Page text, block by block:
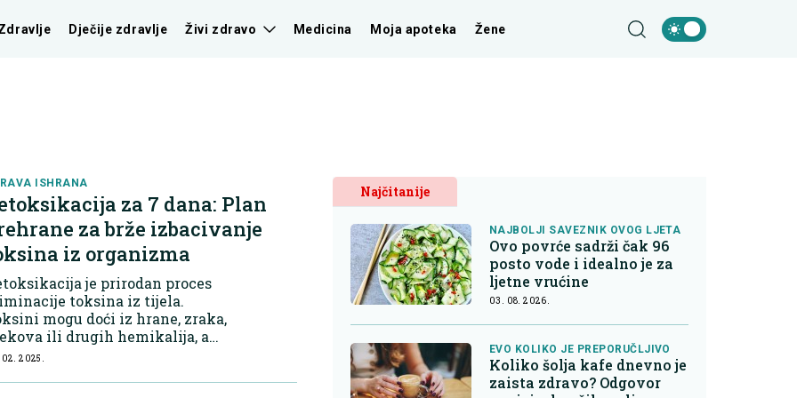
Dječije zdravlje Živi zdravo Medicina Moja apoteka Žene
ISHRANA
za 7 dana: Plan
za brže izbacivanje
iz organizma
je prirodan proces
toksina iz tijela.
mogu doći iz hrane, zraka,
ili drugih hemikalija, a
nakupljanje može narušiti
02. 2025.
Najčitanije
NAJBOLJI SAVEZNIK OVOG LJETA
Ovo povrće sadrži čak 96
posto vode i idealno je za
ljetne vrućine
03. 08. 2026.
EVO KOLIKO JE PREPORUČLJIVO
Koliko šolja kafe dnevno je
zaista zdravo? Odgovor